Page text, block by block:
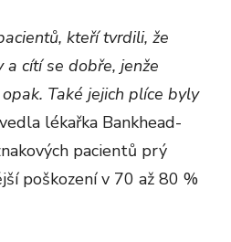
kteří tvrdili, že
a cítí se dobře, jenže
Také jejich plíce byly
lékařka Bankhead-
pacientů prý
poškození v 70 až 80 %